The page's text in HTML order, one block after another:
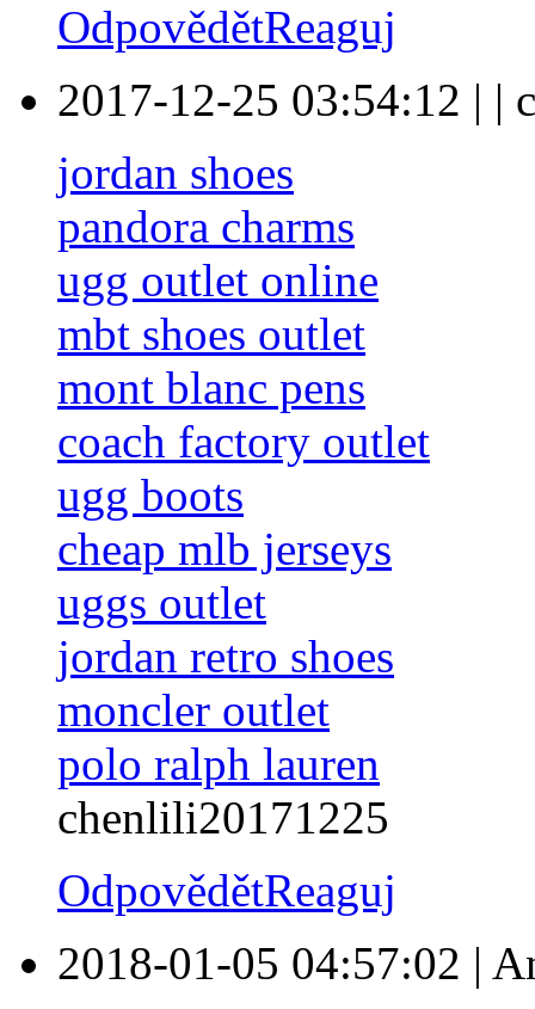
OdpovědětReaguj
2017-12-25 03:54:12 | |
jordan shoes
pandora charms
ugg outlet online
mbt shoes outlet
mont blanc pens
coach factory outlet
ugg boots
cheap mlb jerseys
uggs outlet
jordan retro shoes
moncler outlet
polo ralph lauren
chenlili20171225
OdpovědětReaguj
2018-01-05 04:57:02 |